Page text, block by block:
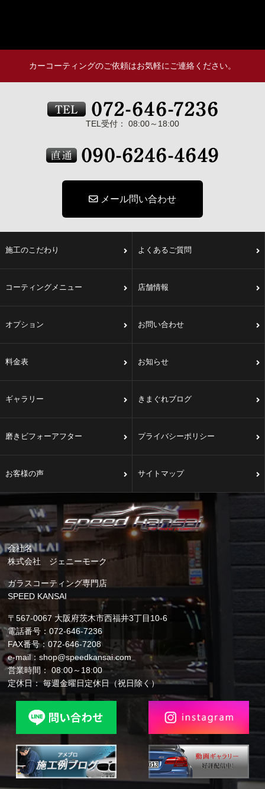
カーコーティングのご依頼はお気軽にご連絡ください。
TEL受付： 08:00～18:00
メール問い合わせ
施工のこだわり よくあるご質問
コーティングメニュー 店舗情報
オプション お問い合わせ
料金表 お知らせ
ギャラリー きまぐれブログ
磨きビフォーアフター プライバシーポリシー
お客様の声 サイトマップ
会社名
株式会社 ジェニーモーク
ガラスコーティング専門店
SPEED KANSAI
〒567-0067 大阪府茨木市西福井3丁目10-6
電話番号：072-646-7236
FAX番号：072-646-7208
e-mail：shop@speedkansai.com
営業時間： 08:00～18:00
定休日： 毎週金曜日定休日（祝日除く）